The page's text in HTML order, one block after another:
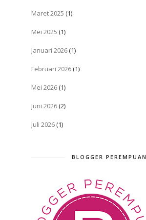
Maret 2025 (1)
Mei 2025 (1)
Januari 2026 (1)
Februari 2026 (1)
Mei 2026 (1)
Juni 2026 (2)
Juli 2026 (1)
BLOGGER PEREMPUAN